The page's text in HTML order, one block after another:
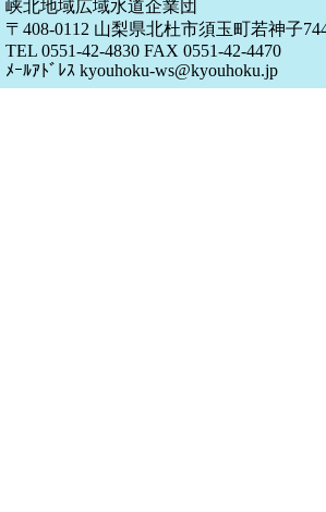
峡北地域広域水道企業団
〒408-0112 山梨県北杜市須玉町若神子
TEL 0551-42-4830 FAX 0551-42-4470
ﾒｰﾙｱﾄﾞﾚｽ kyouhoku-ws@kyouhoku.jp